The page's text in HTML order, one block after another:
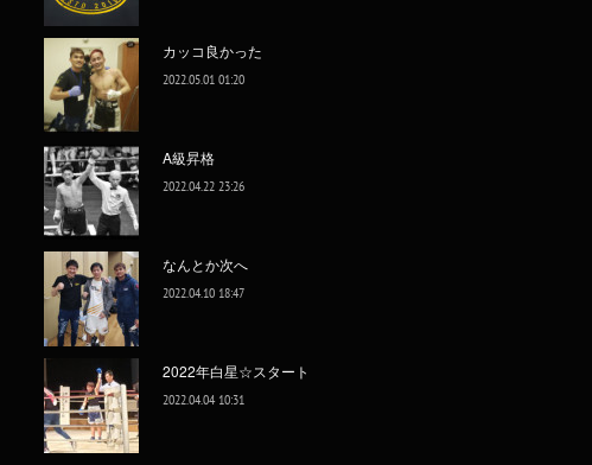
カッコ良かった
2022.05.01 01:20
A級昇格
2022.04.22 23:26
なんとか次へ
2022.04.10 18:47
2022年白星☆スタート
2022.04.04 10:31